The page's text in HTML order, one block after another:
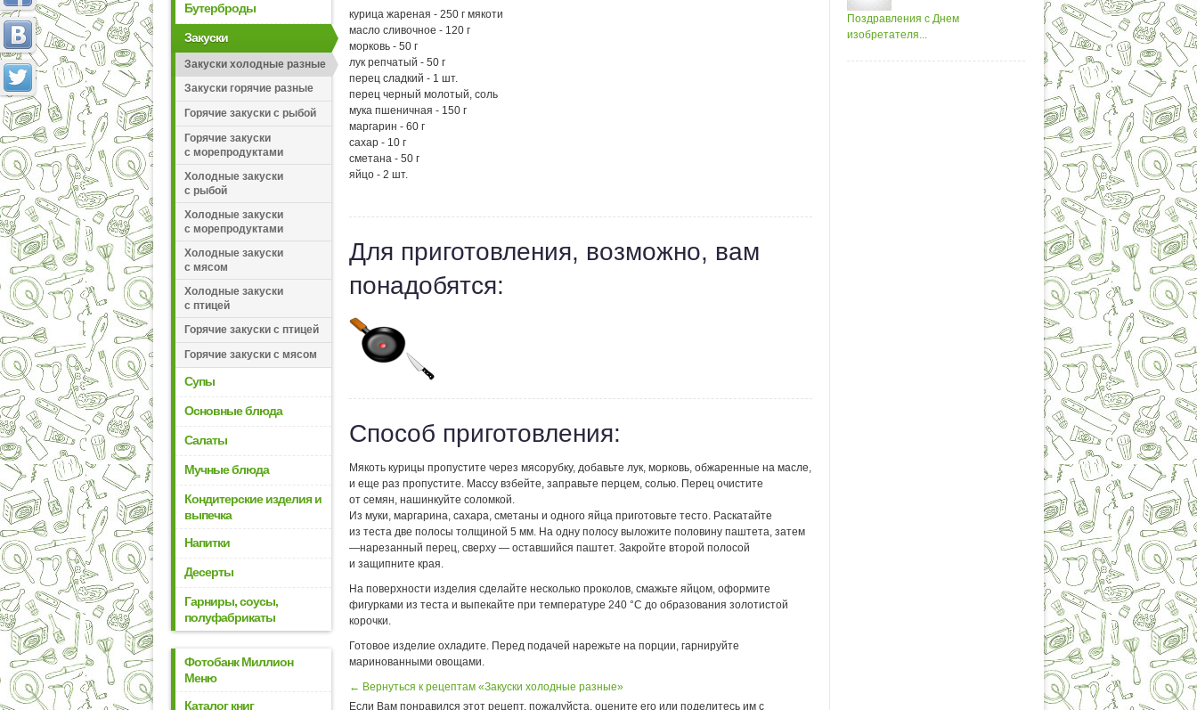
Бутерброды
Закуски
Закуски холодные разные
Закуски горячие разные
Горячие закуски с рыбой
Горячие закуски
с морепродуктами
Холодные закуски
с рыбой
Холодные закуски
с морепродуктами
Холодные закуски
с мясом
Холодные закуски
с птицей
Горячие закуски с птицей
Горячие закуски с мясом
Супы
Основные блюда
Салаты
Мучные блюда
Кондитерские изделия и
выпечка
Напитки
Десерты
Гарниры, соусы,
полуфабрикаты
Фотобанк Миллион
Меню
Каталог книг
курица жареная - 250 г мякоти
масло сливочное - 120 г
морковь - 50 г
лук репчатый - 50 г
перец сладкий - 1 шт.
перец черный молотый, соль
мука пшеничная - 150 г
маргарин - 60 г
сахар - 10 г
сметана - 50 г
яйцо - 2 шт.
Для приготовления, возможно, вам
понадобятся:
Способ приготовления:
Мякоть курицы пропустите через мясорубку, добавьте лук, морковь, обжаренные на масле,
и еще раз пропустите. Массу взбейте, заправьте перцем, солью. Перец очистите
от семян, нашинкуйте соломкой.
Из муки, маргарина, сахара, сметаны и одного яйца приготовьте тесто. Раскатайте
из теста две полосы толщиной 5 мм. На одну полосу выложите половину паштета, затем
—нарезанный перец, сверху — оставшийся паштет. Закройте второй полосой
и защипните края.
На поверхности изделия сделайте несколько проколов, смажьте яйцом, оформите
фигурками из теста и выпекайте при температуре 240 °С до образования золотистой
корочки.
Готовое изделие охладите. Перед подачей нарежьте на порции, гарнируйте
маринованными овощами.
← Вернуться к рецептам «Закуски холодные разные»
Если Вам понравился этот рецепт, пожалуйста, оцените его или поделитесь им с
Поздравления с Днем
изобретателя...